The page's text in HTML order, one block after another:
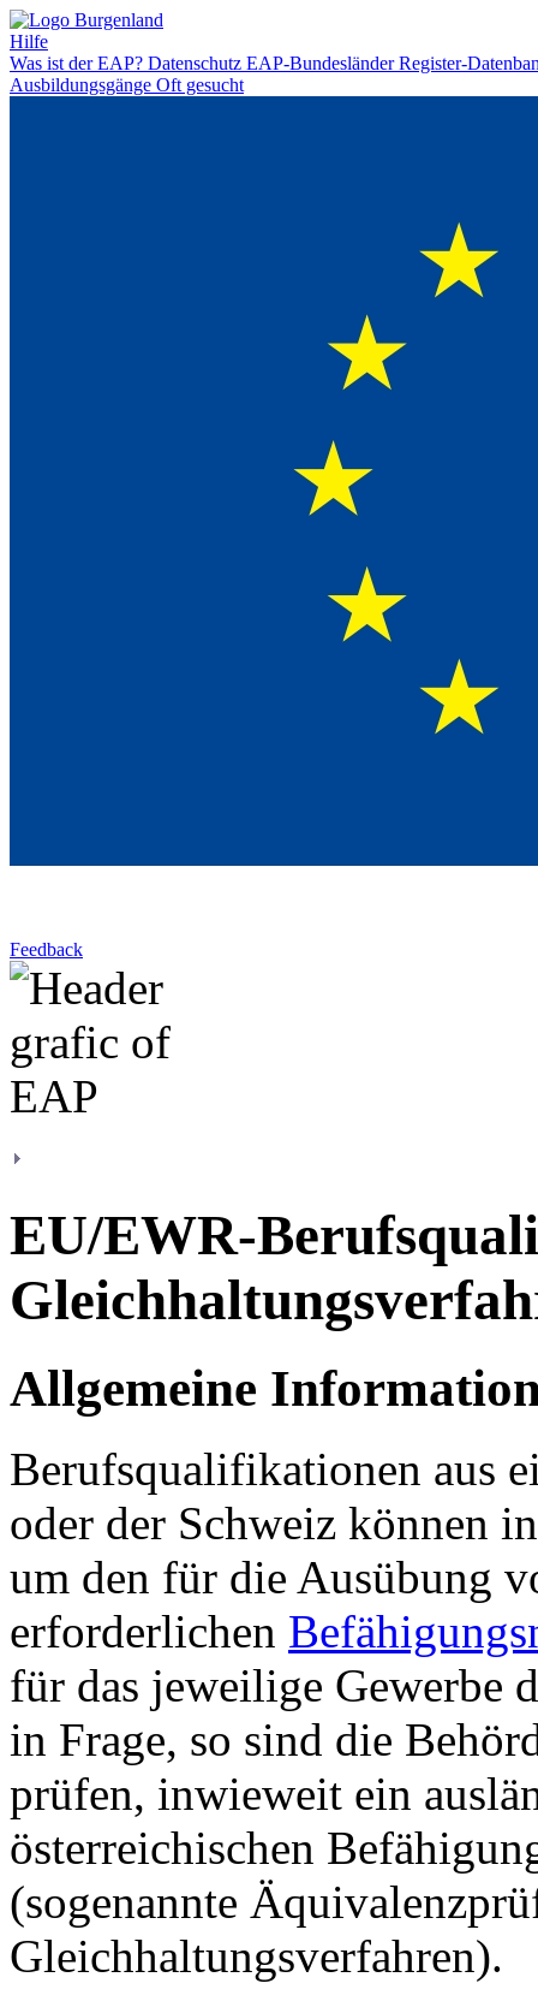
Hilfe
Was ist der EAP? Datenschutz EAP-BundesländerRegister-
Ausbildungsgänge Oft gesucht
Feedback
EU/EWR-
Allgemeine
Berufsqualifikationen aus
oder der Schweiz können
um den für die Ausübung
erforderlichen
für das jeweilige Gewerbe
in Frage, so sind die
prüfen, inwieweit ein
österreichischen
(sogenannte
Gleichhaltungsverfahren).